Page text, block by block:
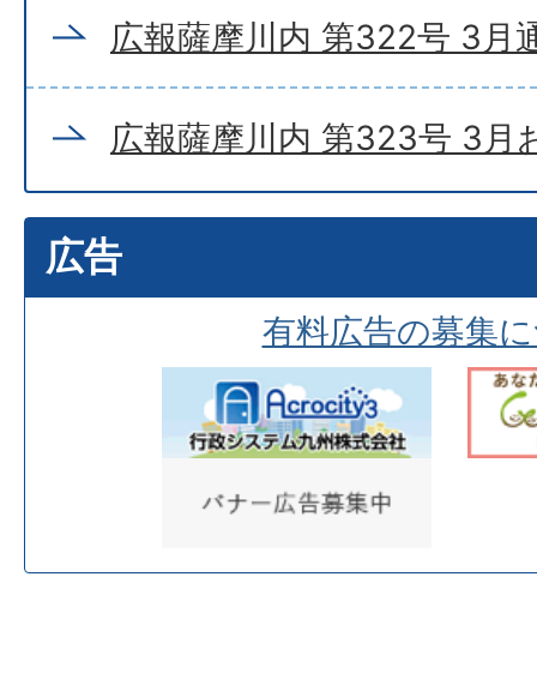
広報薩摩川内 第322号 3月
広報薩摩川内 第323号 3月
広告
有料広告の募集